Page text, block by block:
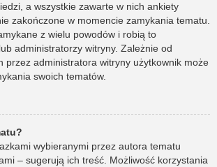
a wszystkie zawarte w nich ankiety
zakończone w momencie zamykania tematu.
z wielu powodów i robią to
administratorzy witryny. Zależnie od
przez administratora witryny użytkownik może
swoich tematów.
wybieranymi przez autora tematu
– sugerują ich treść. Możliwość korzystania